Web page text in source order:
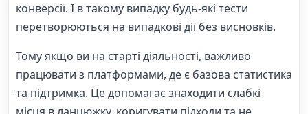
конверсії. І в такому випадку будь-які тести
перетворюються на випадкові дії без висновків.
Тому якщо ви на старті діяльності, важливо
працювати з платформами, де є базова статистика
та підтримка. Це допомагає знаходити слабкі